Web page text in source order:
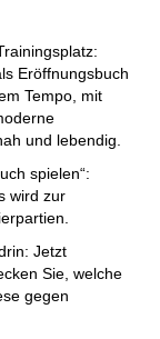
Eröffnungsbuch
Tempo, mit
und lebendig.
spielen“:
wird zur
Jetzt
Sie, welche
gegen